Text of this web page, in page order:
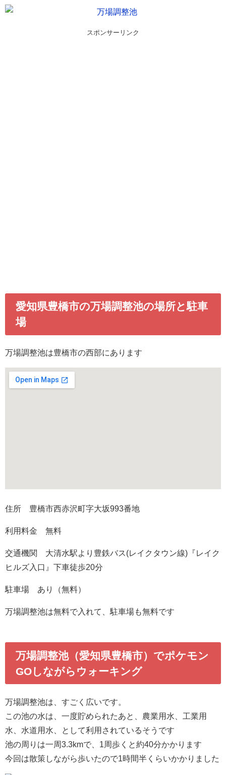
スポンサーリンク
愛知県豊橋市の万場調整池の場所と駐車
場
万場調整池は豊橋市の西部にあります
住所 豊橋市西赤沢町字大坂993番地
利用料金 無料
交通機関 大清水駅より豊鉄バス(レイクタウン線)『レイク
ヒルズ入口』下車徒歩20分
駐車場 あり（無料）
万場調整池は無料で入れて、駐車場も無料です
万場調整池（愛知県豊橋市）でポケモン
GOしながらウォーキング
万場調整池は、すごく広いです。
この池の水は、一度貯められたあと、農業用水、工業用
水、水道用水、として利用されているそうです
池の周りは一周3.3kmで、1周歩くと約40分かかります
今回は散策しながら歩いたので1時間半くらいかかりました